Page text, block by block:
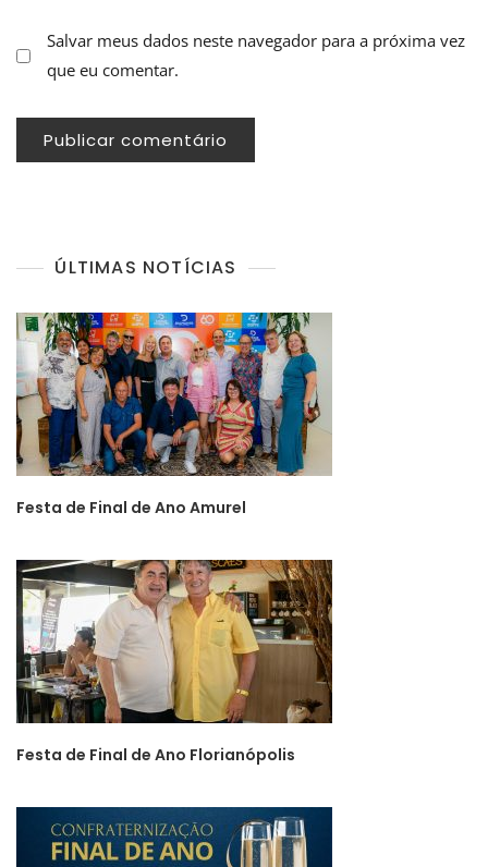
Salvar meus dados neste navegador para a próxima vez
que eu comentar.
ÚLTIMAS NOTÍCIAS
Festa de Final de Ano Amurel
Festa de Final de Ano Florianópolis